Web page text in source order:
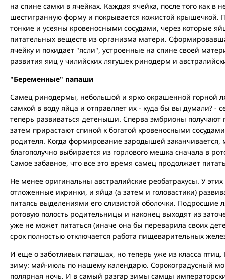
на спине самки в ячейках. Каждая ячейка, после того как в
шестигранную форму и покрывается кожистой крышечкой.
тонкие и усеяны кровеносными сосудами, через которые
питательных веществ из организма матери.
ячейку и покидает "ясли", устроенные на спине своей
развития яиц у чилийских лягушек ринодерм и
"Беременные" папаши
Самец ринодермы, небольшой и ярко окрашенной горной
самкой в воду яйца и отправляет их - куда бы вы думали? -
теперь развиваться детеныши. Сперва эмбрионы получают
затем прирастают спиной к богатой кровеносными
родителя. Когда формирование зародышей
благополучно выбирается из горлового мешка сначала в
Самое забавное, что все это время самец продолжает
Не менее оригинальны австралийские реобатрахусы. У
отложенные икринки, и яйца (а затем и головастики)
питаясь выделениями его слизистой оболочки. Подросшие
ротовую полость родительницы и наконец выходят из
уже не может питаться (иначе она бы переварила своих
срок полностью отключается работа пищеварительных
И еще о заботливых папашах, но теперь уже из класса птиц.
зиму: май-июль по нашему календарю. Сорокоградусный
полярная ночь. И в самый разгар зимы самцы